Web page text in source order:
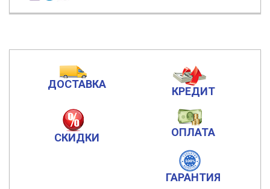
ДОСТАВКА
КРЕДИТ
СКИДКИ ОПЛАТА
ГАРАНТИЯ